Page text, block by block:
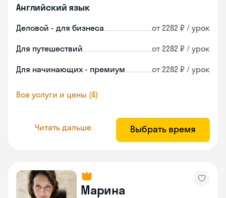
Английский язык
Деловой - для бизнеса от 2282 ₽ / урок
Для путешествий от 2282 ₽ / урок
Для начинающих - премиум от 2282 ₽ / урок
Все услуги и цены (4)
Читать дальше Выбрать время
Марина